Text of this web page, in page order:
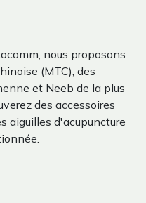
nous proposons
(MTC), des
et Neeb de la plus
des accessoires
aiguilles d'acupuncture